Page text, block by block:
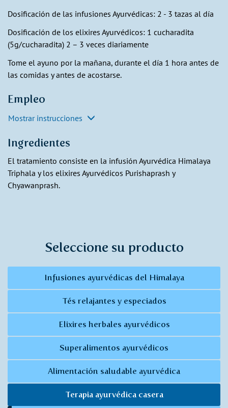
Dosificación de las infusiones Ayurvédicas: 2 - 3 tazas al día
Dosificación de los elixires Ayurvédicos: 1 cucharadita
(5g/cucharadita) 2 – 3 veces diariamente
Tome el ayuno por la mañana, durante el día 1 hora antes de
las comidas y antes de acostarse.
Empleo
Mostrar instrucciones
Ingredientes
El tratamiento consiste en la infusión Ayurvédica Himalaya
Triphala y los elixires Ayurvédicos Purishaprash y
Chyawanprash.
Seleccione su producto
Infusiones ayurvédicas del Himalaya
Tés relajantes y especiados
Elixires herbales ayurvédicos
Superalimentos ayurvédicos
Alimentación saludable ayurvédica
Terapia ayurvédica casera